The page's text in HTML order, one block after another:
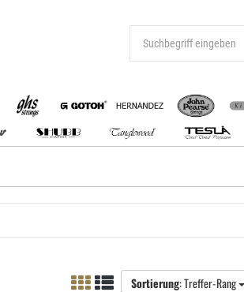
Sortierung: Treffer-Rang